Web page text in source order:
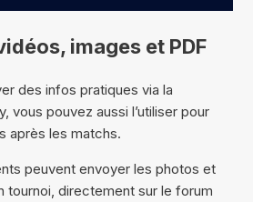
images et PDF
des infos pratiques via la
vous pouvez aussi l’utiliser pour
après les matchs.
peuvent envoyer les photos et
tournoi, directement sur le forum